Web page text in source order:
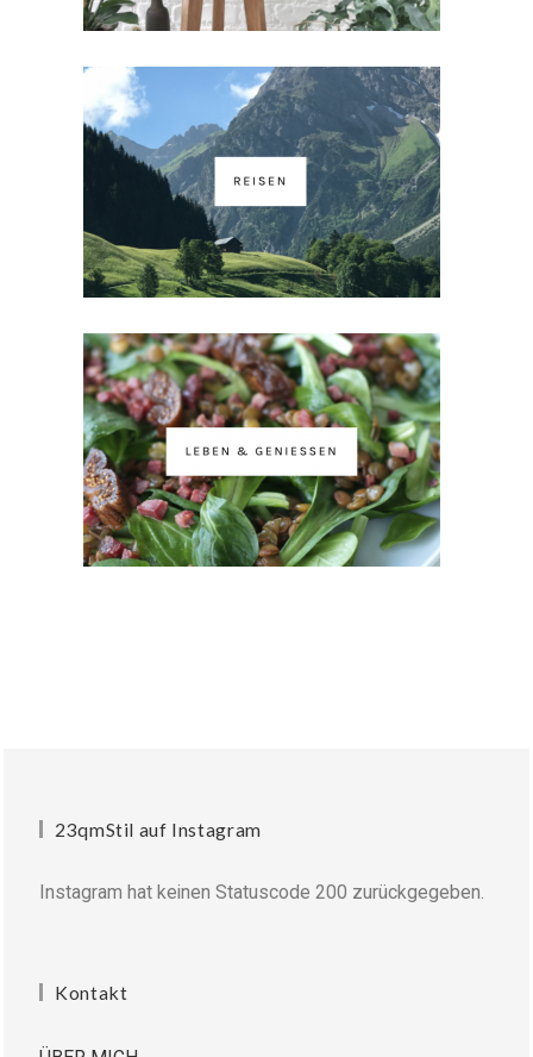
23qmStil auf Instagram
Instagram hat keinen Statuscode 200 zurückgegeben.
Kontakt